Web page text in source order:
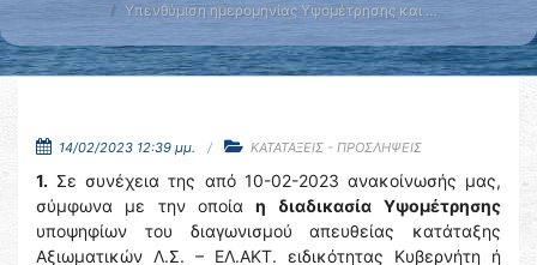
Υπενθύμιση ημερομηνίας Υψομέτρησης και …
14/02/2023 12:39 μμ. ΚΑΤΑΤΑΞΕΙΣ - ΠΡΟΣΛΗΨΕΙΣ
1. Σε συνέχεια της από 10-02-2023 ανακοίνωσής μας,
σύμφωνα με την οποίαη διαδικασία
Υψομέτρησης
υποψηφίων του διαγωνισμού απευθείας κατάταξης
Αξιωματικών Λ.Σ. – ΕΛ.ΑΚΤ. ειδικότητας Κυβερνήτη ή